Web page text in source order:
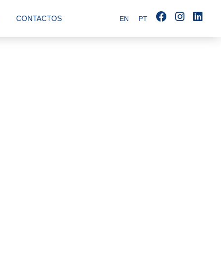
CONTACTOS EN PT